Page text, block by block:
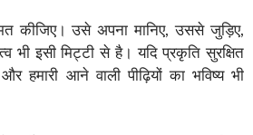
कीजिए। उसे अपना मानिए, उससे जुड़िए,
भी इसी मिट्टी से है। यदि प्रकृति सुरक्षित
और हमारी आने वाली पीढ़ियों का भविष्य भी